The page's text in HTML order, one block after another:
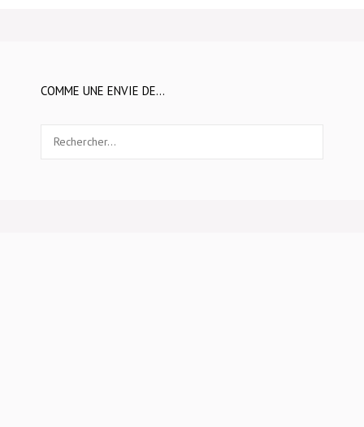
COMME UNE ENVIE DE…